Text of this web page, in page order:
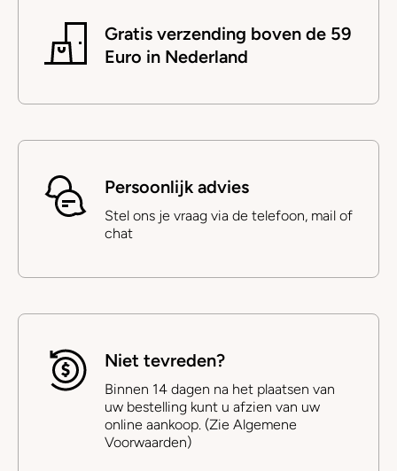
Gratis verzending boven de 59
Euro in Nederland
Persoonlijk advies
Stel ons je vraag via de telefoon, mail of
chat
Niet tevreden?
Binnen 14 dagen na het plaatsen van
uw bestelling kunt u afzien van uw
online aankoop. (Zie Algemene
Voorwaarden)